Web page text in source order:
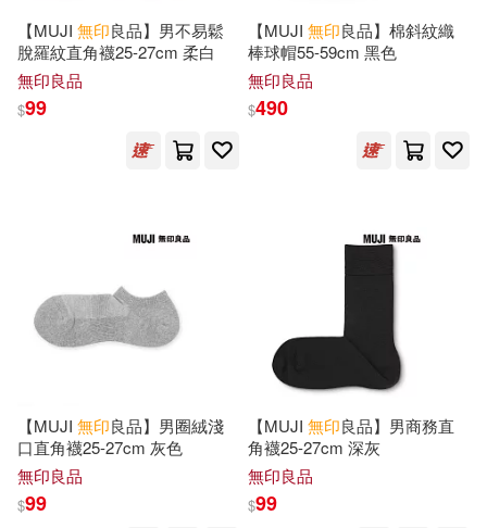
YOKO(1) [俄]巴枯寧(1)
mujikko(1)
三津田信三(1) 凱叔(1)
勝者直貢巴覺巴吉天頌恭(1)
中南大學出版社(1)
中國紡織出版社(1)
中國計量出版社(1)
人民郵電出版社(1)
北京圖書館出版社(1)
【MUJI 無印良品】男不易鬆
脫羅紋直角襪25-27cm 柔白
無印良品
$99
【MUJI 無印良品】棉斜紋織
棒球帽55-59cm 黑色
無印良品
$490
【MUJI 無印良品】男圈絨淺
口直角襪25-27cm 灰色
無印良品
$99
【MUJI 無印良品】男商務直
角襪25-27cm 深灰
無印良品
$99